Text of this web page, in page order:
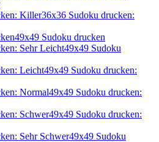
36x36 Sudoku drucken:
49x49 Sudoku drucken
49x49 Sudoku
49x49 Sudoku drucken:
49x49 Sudoku drucken:
49x49 Sudoku drucken:
49x49 Sudoku